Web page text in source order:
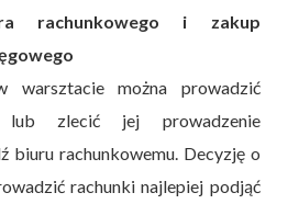
rachunkowego i zakup
warsztacie można prowadzić
lub zlecić jej prowadzenie
biuru rachunkowemu. Decyzję o
rachunki najlepiej podjąć